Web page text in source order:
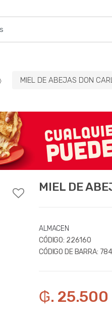
MIEL DE ABEJAS DON
MIEL DE
ALMACEN
CÓDIGO: 226160
CÓDIGO DE BARRA:
₲. 25.500